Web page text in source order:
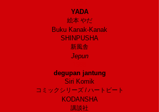
YADA
絵本 やだ
Buku Kanak-Kanak
SHINPUSHA
新風舎
Jepun
degupan jantung
Siri Komik
コミックシリーズ / ハートビート
KODANSHA
講談社